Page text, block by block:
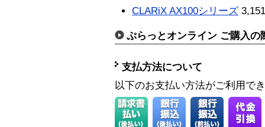
CLARiX AX100シリーズ
ぷらっとオンライン ご購入の
支払方法について
以下のお支払い方法がご利用で